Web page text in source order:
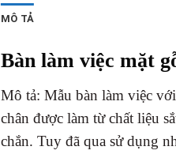
MÔ TẢ
Bàn làm việc mặt
Mô tả: Mẫu bàn làm việc
chân được làm từ chất liệu
chắn. Tuy đã qua sử dụng